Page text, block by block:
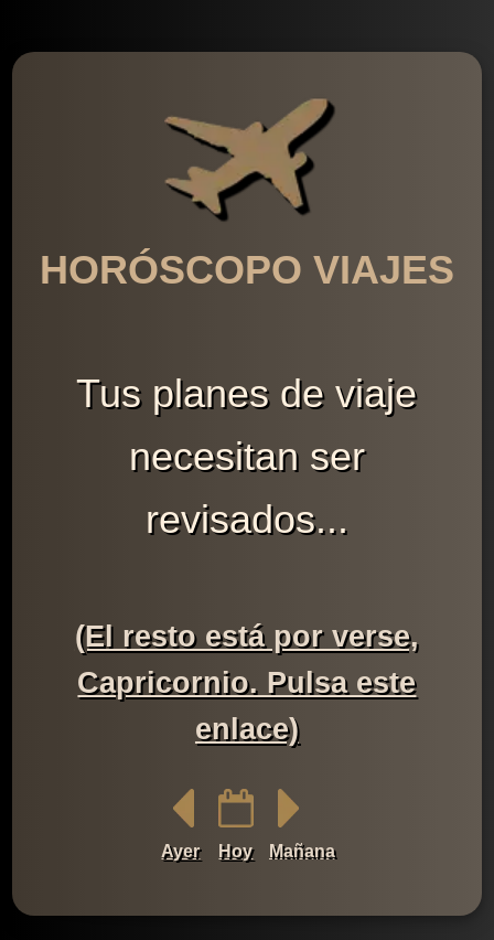
HORÓSCOPO VIAJES
Tus planes de viaje
necesitan ser
revisados...
(El resto está por verse,
Capricornio. Pulsa este
enlace)
Ayer Hoy Mañana